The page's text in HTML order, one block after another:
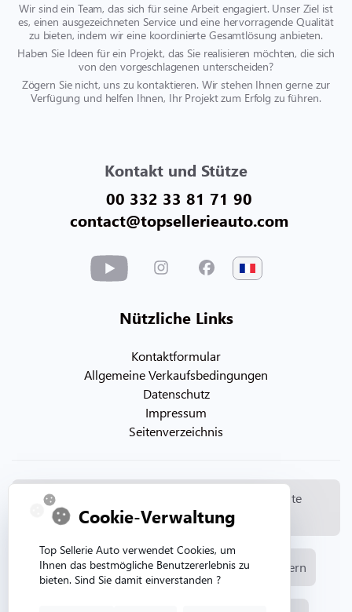
Wir sind ein Team, das sich für seine Arbeit engagiert. Unser Ziel ist
es, einen ausgezeichneten Service und eine hervorragende Qualität
zu bieten, indem wir eine koordinierte Gesamtlösung anbieten.
Haben Sie Ideen für ein Projekt, das Sie realisieren möchten, die sich
von den vorgeschlagenen unterscheiden?
Zögern Sie nicht, uns zu kontaktieren. Wir stehen Ihnen gerne zur
Verfügung und helfen Ihnen, Ihr Projekt zum Erfolg zu führen.
Kontakt und Stütze
00 332 33 81 71 90
contact@topsellerieauto.com
Nützliche Links
Kontaktformular
Allgemeine Verkaufsbedingungen
Datenschutz
Impressum
Seitenverzeichnis
© Copyright 2026. Topsellerieauto Alle Rechte
vorbehalten
Herstellung und Verkauf von Automobilpolstern
Cookie-Verwaltung
Top Sellerie Auto verwendet Cookies, um
Ihnen das bestmögliche Benutzererlebnis zu
bieten. Sind Sie damit einverstanden ?